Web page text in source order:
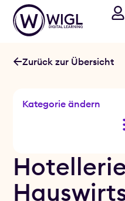
Zurück zur Übersicht
Kategorie ändern